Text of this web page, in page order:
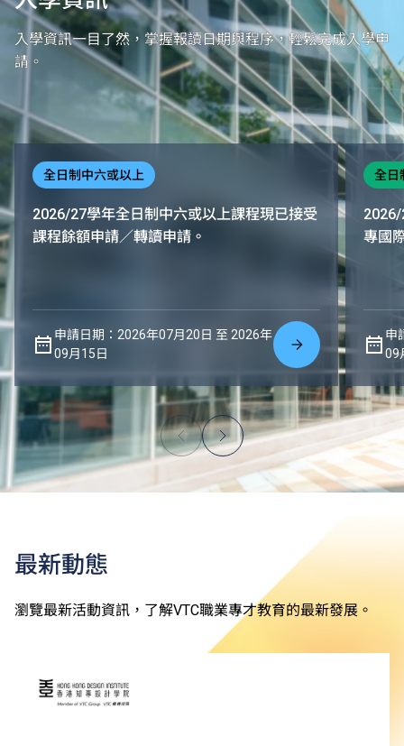
入學資訊一目了然，掌握報讀日期與程序，輕鬆完成入學申
請。
全日制中六或以上
2026/27學年全日制中六或以上課程現已接受
課程餘額申請／轉讀申請。
申請日期：2026年07月20日 至 2026年
09月15日
全日
2026/
專國
申
09
最新動態
瀏覽最新活動資訊，了解VTC職業專才教育的最新發展。